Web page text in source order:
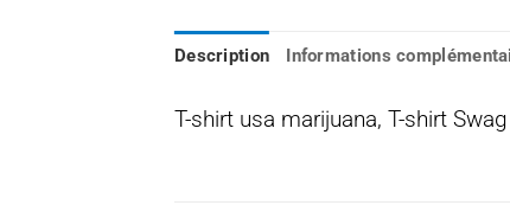
Description Informations
T-shirt usa marijuana, T-shirt